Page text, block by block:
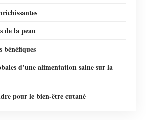
de la peau
bénéfiques
d’une alimentation saine sur la
pour le bien-être cutané